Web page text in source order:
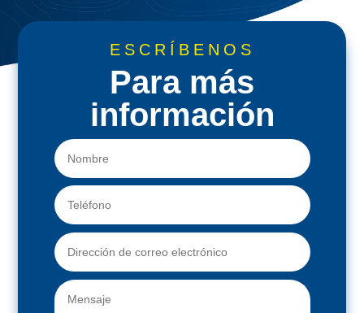
ESCRÍBENOS
Para más
información